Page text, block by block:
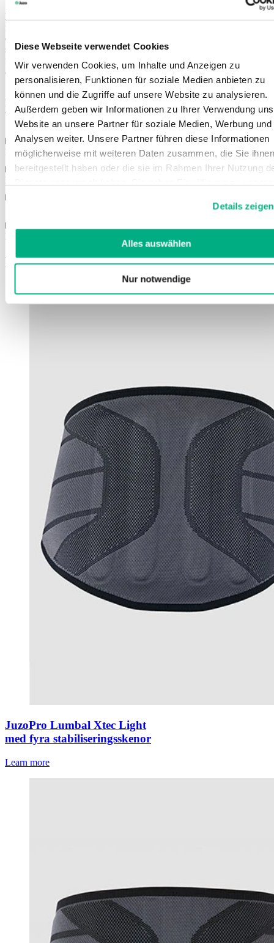
Diese Webseite verwendet Cookies
Wir verwenden Cookies, um Inhalte und Anzeigen zu
personalisieren, Funktionen für soziale Medien anbieten zu
können und die Zugriffe auf unsere Website zu analysieren.
Außerdem geben wir Informationen zu Ihrer Verwendung
Website an unsere Partner für soziale Medien, Werbung und
Analysen weiter. Unsere Partner führen diese Informationen
möglicherweise mit weiteren Daten zusammen, die Sie ihnen
bereitgestellt haben oder die sie im Rahmen Ihrer Nutzung
unsererDatenschutzerklärungundImpressum.
Details zeigen
Alles auswählen
Nur notwendige
En korsbenspelott
förstärker trycket från remmarna och avlastar övergången från nedre
delen av ländryggen till korsbenet. Pelotten är försedd med noppor
som masserar och mjukar upp vävnaden. Pelotten kan även tas bort
för den som endast önskar en lätt kompression av det töjbara och
andningsaktiva komfortstickade materialet.
För mer information gällande beställning, vänligen kontakta oss
via telefon eller e-post - se vårkontaktinformation.
Egenskaper
Färger
Bruksanvisning
Det här kan också intressera dig
JuzoPro Lumbal Xtec Light
med fyra stabiliseringsskenor
Learn more